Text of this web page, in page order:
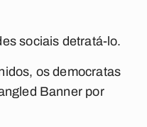
sociais detratá-lo.
os democratas
Banner por